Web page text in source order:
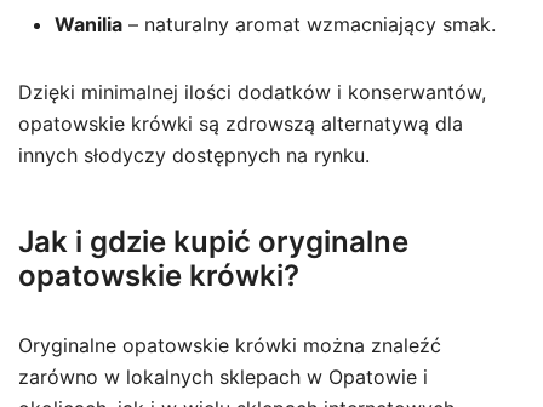
Wanilia – naturalny aromat wzmacniający smak.
Dzięki minimalnej ilości dodatków i konserwantów,
opatowskie krówki są zdrowszą alternatywą dla
innych słodyczy dostępnych na rynku.
Jak i gdzie kupić oryginalne
opatowskie krówki?
Oryginalne opatowskie krówki można znaleźć
zarówno w lokalnych sklepach w Opatowie i